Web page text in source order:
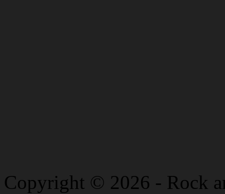
Copyright © 2026 - Rock